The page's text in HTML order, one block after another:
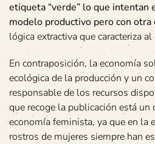
etiqueta “verde” lo que intentan
modelo productivo pero con otra
lógica extractiva que caracteriza
En contraposición, la economía
ecológica de la producción y un
responsable de los recursos
que recoge la publicación está un
economía feminista, ya que en la
rostros de mujeres siempre han